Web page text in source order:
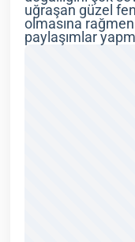
uğraşan güzel
olmasına
paylaşımlar